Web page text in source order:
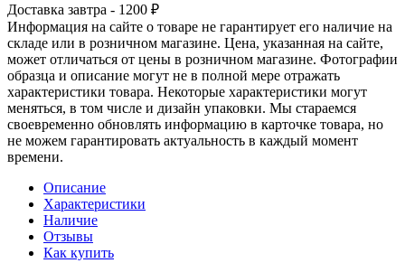
Доставка завтра - 1200 ₽
Информация на сайте о товаре не гарантирует его наличие на
складе или в розничном магазине. Цена, указанная на сайте,
может отличаться от цены в розничном магазине. Фотографии
образца и описание могут не в полной мере отражать
характеристики товара. Некоторые характеристики могут
меняться, в том числе и дизайн упаковки. Мы стараемся
своевременно обновлять информацию в карточке товара, но
не можем гарантировать актуальность в каждый момент
времени.
Описание
Характеристики
Наличие
Отзывы
Как купить